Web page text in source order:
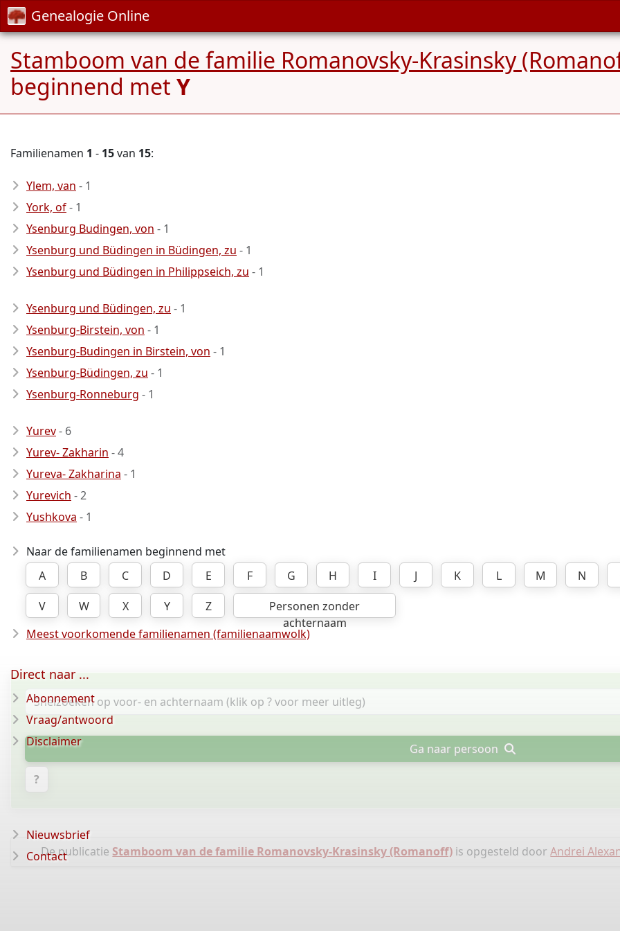
Genealogie Online
Stamboom van de familie Romanovsky-Krasinsky
beginnend met Y
Familienamen 1 - 15van 15:
Ylem, van - 1
York, of- 1
Ysenburg Budingen, von - 1
Ysenburg und Büdingen in Büdingen, zu - 1
Ysenburg und Büdingen in Philippseich, zu - 1
Ysenburg und Büdingen, zu - 1
Ysenburg-Birstein, von - 1
Ysenburg-Budingen in Birstein, von - 1
Ysenburg-Büdingen, zu - 1
Ysenburg-Ronneburg - 1
Yurev- 6
Yurev- Zakharin - 4
Yureva- Zakharina - 1
Yurevich - 2
Yushkova - 1
Naar de familienamen beginnend met
A
B C D E F G H I J K L M N
V
W X Y Z
Personen zonder
achternaam
Meest voorkomende familienamen (familienaamwolk)
Ga naar persoon
?
De publicatie Stamboom van de familie Romanovsky-Krasinsky (Romanoff) is opgesteld doorAndrei
Direct naar ...
Abonnement
Vraag/antwoord
Disclaimer
Nieuwsbrief
Contact